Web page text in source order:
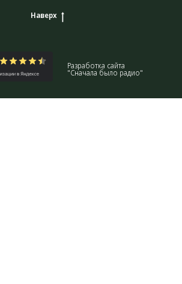
Наверх
Разработка сайта
"Сначала было радио"